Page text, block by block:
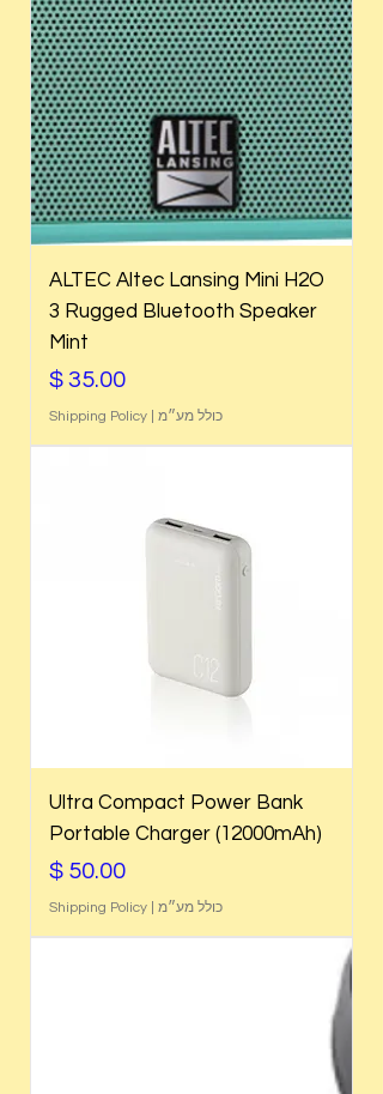
ALTEC Altec Lansing Mini H2O
3 Rugged Bluetooth Speaker
Mint
מחיר
כולל מע״מ Shipping Policy
Ultra Compact Power Bank
Portable Charger (12000mAh)
מחיר
כולל מע״מ Shipping Policy